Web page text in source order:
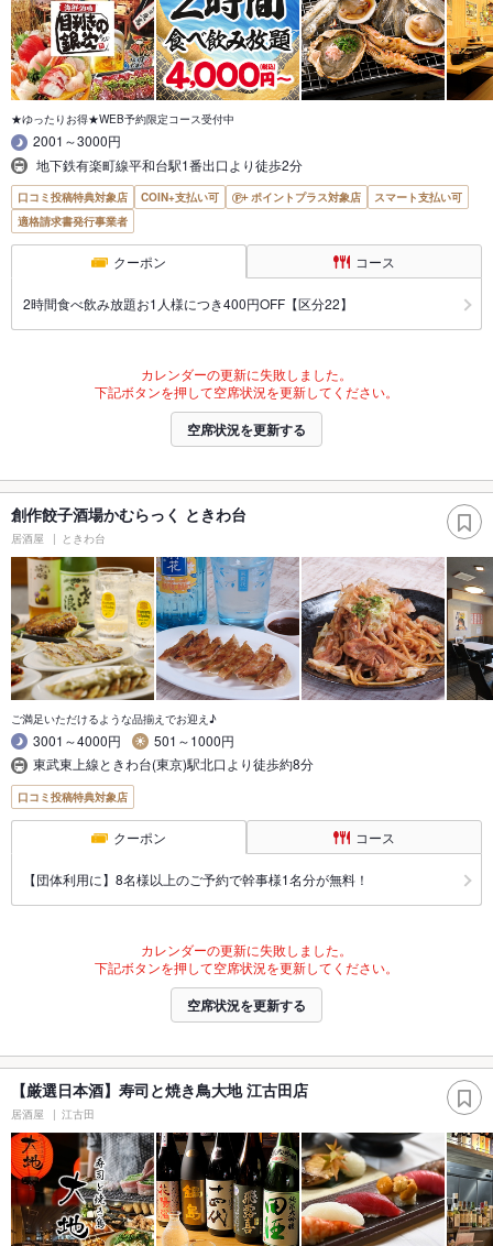
★ゆったりお得★WEB予約限定コース受付中
2001～3000円
地下鉄有楽町線平和台駅1番出口より徒歩2分
口コミ投稿特典対象店 COIN+支払い可 ポイントプラス対象店
スマート支払い可
適格請求書発行事業者
クーポン コース
2時間食べ飲み放題お1人様につき400円OFF【区分22】
カレンダーの更新に失敗しました。
下記ボタンを押して空席状況を更新してください。
空席状況を更新する
創作餃子酒場かむらっく ときわ台
居酒屋 ときわ台
ご満足いただけるような品揃えでお迎え♪
3001～4000円
501～1000円
東武東上線ときわ台(東京)駅北口より徒歩約8分
口コミ投稿特典対象店
クーポン コース
【団体利用に】8名様以上のご予約で幹事様1名分が無料！
カレンダーの更新に失敗しました。
下記ボタンを押して空席状況を更新してください。
空席状況を更新する
【厳選日本酒】寿司と焼き鳥大地 江古田店
居酒屋 江古田